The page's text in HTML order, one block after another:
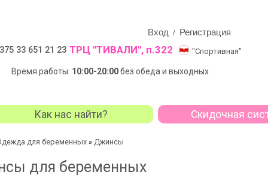
Вход / Регистрация
33 651 21 23 ТРЦ "ТИВАЛИ", п.322 "Спортивная"
Время работы: 10:00-20:00без обеда и выходных
Как нас найти? Скидочная
для беременных » Джинсы
для беременных